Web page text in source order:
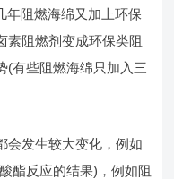
年阻燃海绵又加上环保
素阻燃剂变成环保类阻
(有些阻燃海绵只加入三
会发生较大变化，例如
酯反应的结果)，例如阻